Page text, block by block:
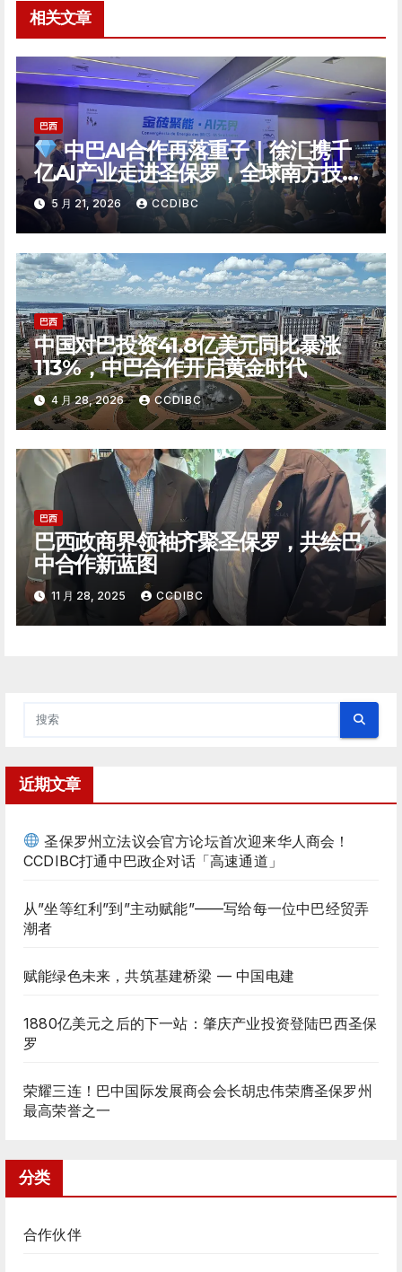
相关文章
巴西
中巴AI合作再落重子｜徐汇携千
亿AI产业走进圣保罗，全球南方技术
自主迎来新支点
5 月 21, 2026 CCDIBC
巴西
中国对巴投资41.8亿美元同比暴涨
113%，中巴合作开启黄金时代
4 月 28, 2026 CCDIBC
巴西
巴西政商界领袖齐聚圣保罗，共绘巴
中合作新蓝图
11 月 28, 2025 CCDIBC
近期文章
圣保罗州立法议会官方论坛首次迎来华人商会！
CCDIBC打通中巴政企对话「高速通道」
从”坐等红利”到”主动赋能”——写给每一位中巴经贸弄
潮者
赋能绿色未来，共筑基建桥梁 — 中国电建
1880亿美元之后的下一站：肇庆产业投资登陆巴西圣保
罗
荣耀三连！巴中国际发展商会会长胡忠伟荣膺圣保罗州
最高荣誉之一
分类
合作伙伴